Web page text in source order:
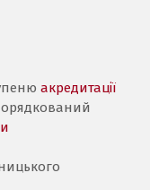
акредитації